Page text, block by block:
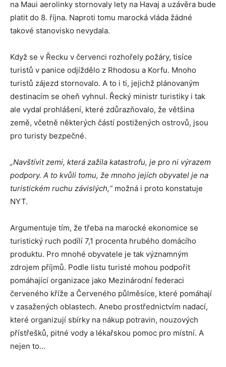
na Maui aerolinky stornovaly lety na Havaj a uzávěra bude
platit do 8. října. Naproti tomu marocká vláda žádné
takové stanovisko nevydala.
Když se v Řecku v červenci rozhořely požáry, tisíce
turistů v panice odjíždělo z Rhodosu a Korfu. Mnoho
turistů zájezd stornovalo. A to i ti, jejichž plánovaným
destinacím se oheň vyhnul. Řecký ministr turistiky i tak
ale vydal prohlášení, které zdůrazňovalo, že většina
země, včetně některých částí postižených ostrovů, jsou
pro turisty bezpečné.
„Navštívit zemi, která zažila katastrofu, je pro ni výrazem
podpory. A to kvůli tomu, že mnoho jejích obyvatel je na
turistickém ruchu závislých,“možná i proto konstatuje
NYT.
Argumentuje tím, že třeba na marocké ekonomice se
turistický ruch podílí 7,1 procenta hrubého domácího
produktu. Pro mnohé obyvatele je tak významným
zdrojem příjmů. Podle listu turisté mohou podpořit
pomáhající organizace jako Mezinárodní federaci
červeného kříže a Červeného půlměsíce, které pomáhají
v zasažených oblastech. Anebo prostřednictvím nadací,
které organizují sbírky na nákup potravin, nouzových
přístřešků, pitné vody a lékařskou pomoc pro místní. A
nejen to…